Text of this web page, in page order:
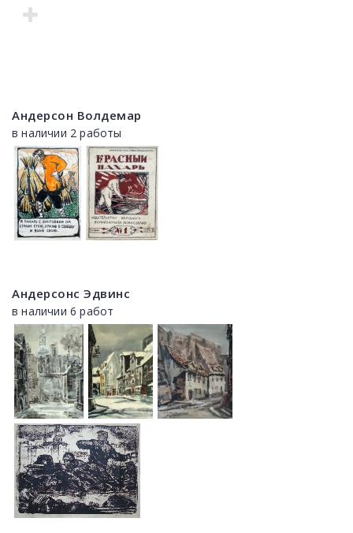
Андерсон Волдемар
в наличии 2 работы
Андерсонс Эдвинс
в наличии 6 работ